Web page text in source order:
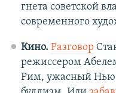
гнета советской
современного
Кино. Разговор
режиссером
Рим, ужасный